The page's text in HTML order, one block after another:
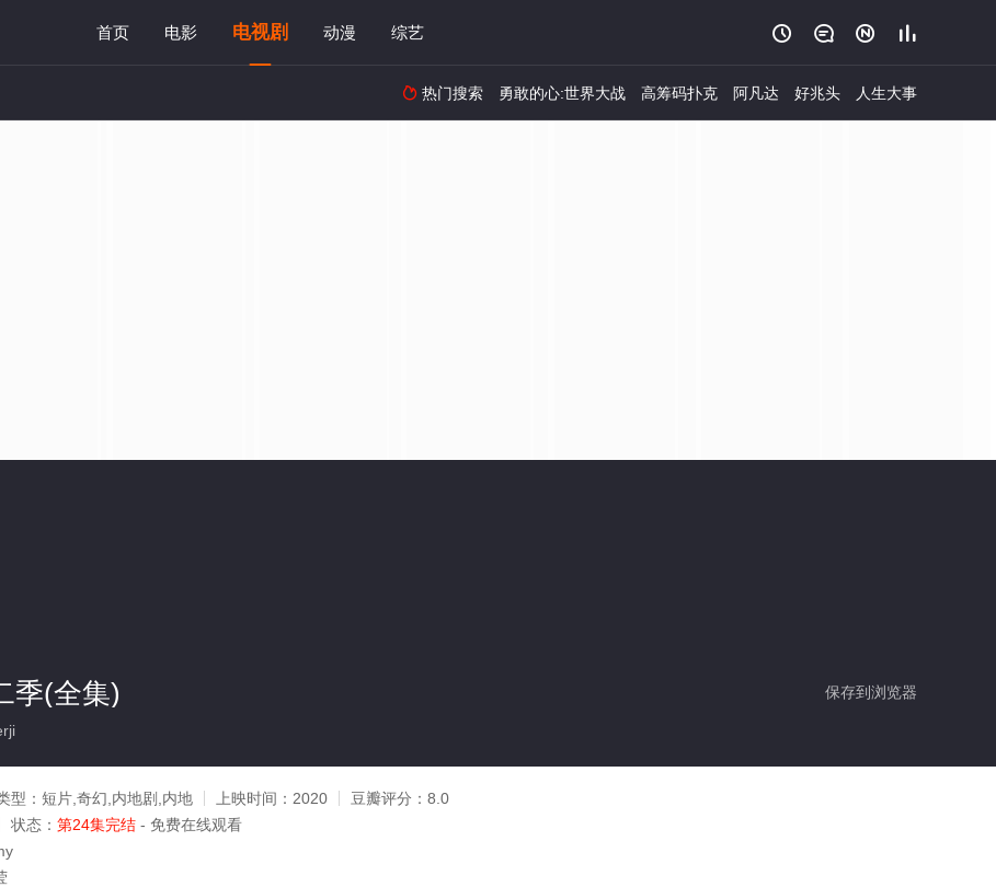
首页 电影 电视剧 动漫 综艺    
 热门搜索 勇敢的心:世界大战 高筹码扑克 阿凡达 好兆头 人生大事
保存到浏览器
季(全集)
型： 短片,奇幻,内地剧,内地 上映时间： 2020 豆瓣评分： 8.0
状态： 第24集完结 - 免费在线观看